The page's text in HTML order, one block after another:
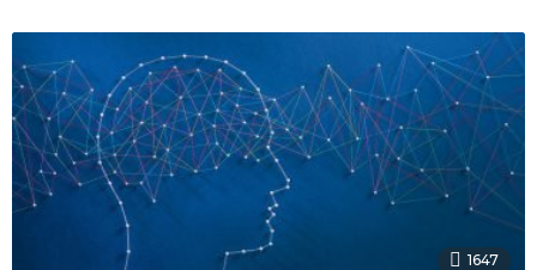
1647